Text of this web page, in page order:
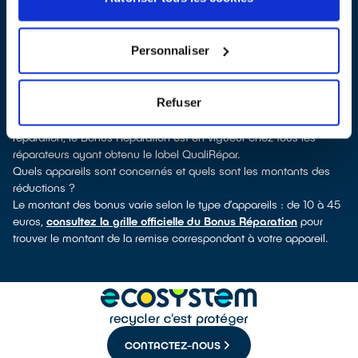
Personnaliser
Refuser
détaillée du réparateur, vous découvrirez pour quels types
d’appareils ce professionnel a obtenu le label. Réfrigérateur,
électriques : à chaque famille d’équipements son réparateur
spécialisé et labellisé QualiRépar.
Consulter l’annuaire
Comment bénéficier du Bonus Réparation à Sainte-Menehould ?
Déduit instantanément et de manière visible de la facture de
réparation, le Bonus Réparation est en vigueur chez tous les
réparateurs ayant obtenu le label QualiRépar.
Quels appareils sont concernés et quels sont les montants des
réductions ?
Le montant des bonus varie selon le type d’appareils : de 10 à 45
euros, consultez la grille officielle du Bonus Réparation pour
trouver le montant de la remise correspondant à votre appareil.
CONTACTEZ-NOUS